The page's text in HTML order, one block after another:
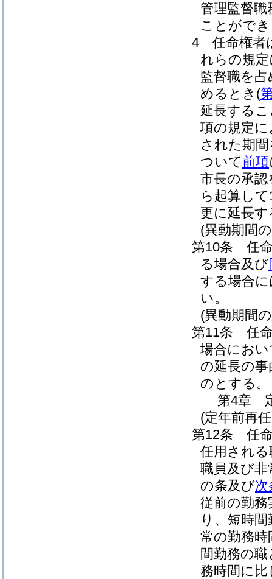
管理監督
ことがで
4
任命権者
れらの規
監督職を
めるとき (
延長する
項の規定
された期
ついて前項
市長の承
ら起算し
更に延長
(異動期間
第10条
任
る場合及び
する場合
い。
(異動期間
第11条
任
場合にお
の延長の
のとする。
第4章
(定年前再
第12条
任
任用され
職員及び
の条及び次
従前の勤
り、短時
常の勤務
間勤務の
務時間に